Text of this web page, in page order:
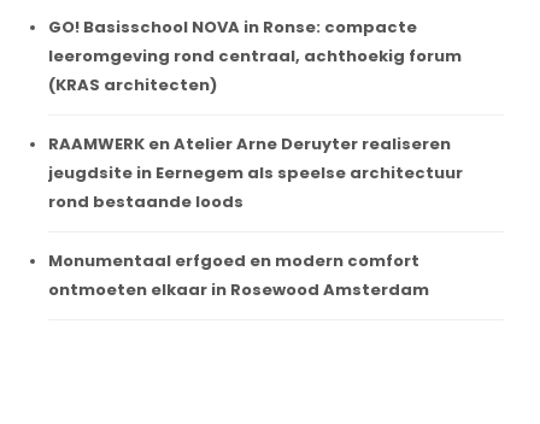
GO! Basisschool NOVA in Ronse: compacte
leeromgeving rond centraal, achthoekig forum
(KRAS architecten)
RAAMWERK en Atelier Arne Deruyter realiseren
jeugdsite in Eernegem als speelse architectuur
rond bestaande loods
Monumentaal erfgoed en modern comfort
ontmoeten elkaar in Rosewood Amsterdam